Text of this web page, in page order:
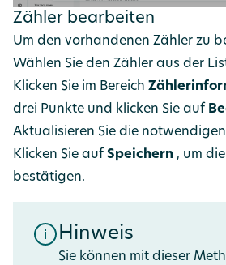
Zähler bearbeiten
Um den vorhandenen Zähler zu
Wählen Sie den Zähler aus der
Klicken Sie im Bereich
drei Punkte und klicken Sie auf
Aktualisieren Sie die notwendigen
Klicken Sie auf Speichern , um
bestätigen.
Hinweis
Sie können mit dieser